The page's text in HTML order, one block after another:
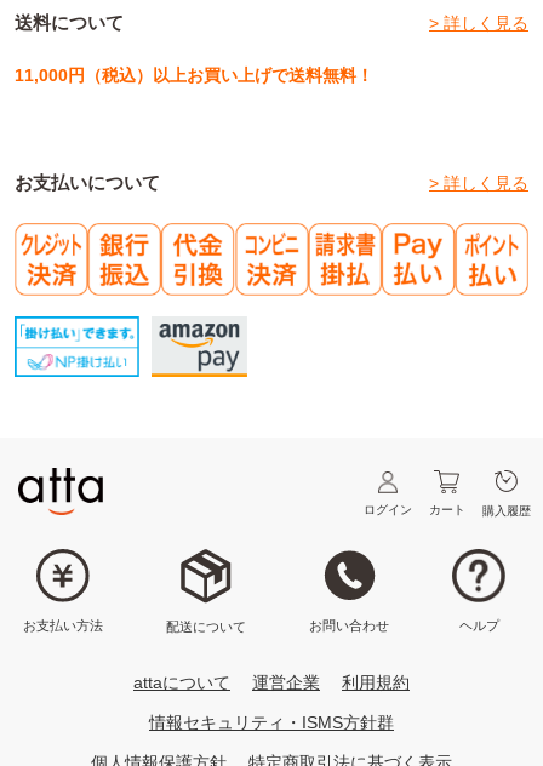
送料について > 詳しく見る
11,000円（税込）以上お買い上げで送料無料！
お支払いについて > 詳しく見る
ログイン カート 購入履歴
お支払い方法 配送について お問い合わせ ヘルプ
attaについて 運営企業 利用規約
情報セキュリティ・ISMS方針群